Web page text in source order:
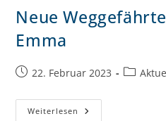
Neue
Emma
22. Februar 2023
Weiterlesen